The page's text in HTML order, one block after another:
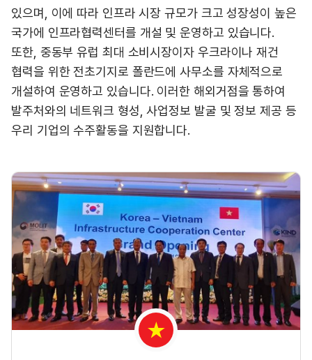
있으며, 이에 따라 인프라 시장 규모가 크고 성장성이 높은
국가에 인프라협력센터를 개설 및 운영하고 있습니다.
또한, 중동부 유럽 최대 소비시장이자 우크라이나 재건
협력을 위한 전초기지로 폴란드에 사무소를 자체적으로
개설하여 운영하고 있습니다. 이러한 해외거점을 통하여
발주처와의 네트워크 형성, 사업정보 발굴 및 정보 제공 등
우리 기업의 수주활동을 지원합니다.